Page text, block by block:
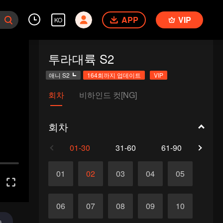
KO APP VIP
투라대륙 S2
애니 S2 164회까지 업데이트 VIP
회차 비하인드 컷[NG]
회차
01-30 31-60 61-90
01 02 03 04 05
06 07 08 09 10